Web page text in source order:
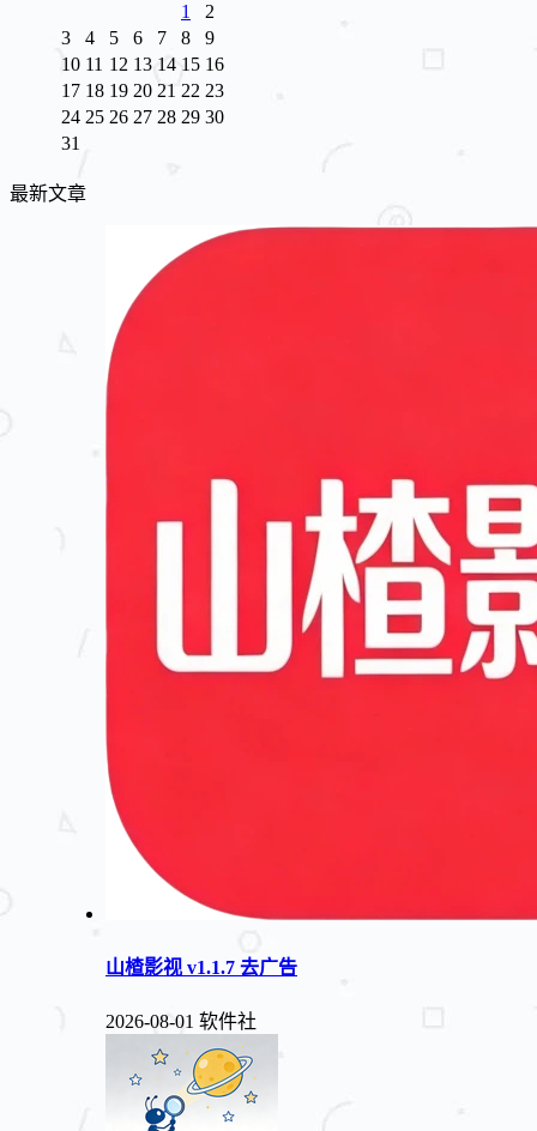
1
2
3
4 5 6 7 8
9
10 11 12 13 14 15 16
17 18 19 20 21 22 23
24 25 26 27 28 29 30
31
最新文章
山楂影视 v1.1.7 去广告
2026-08-01 软件社